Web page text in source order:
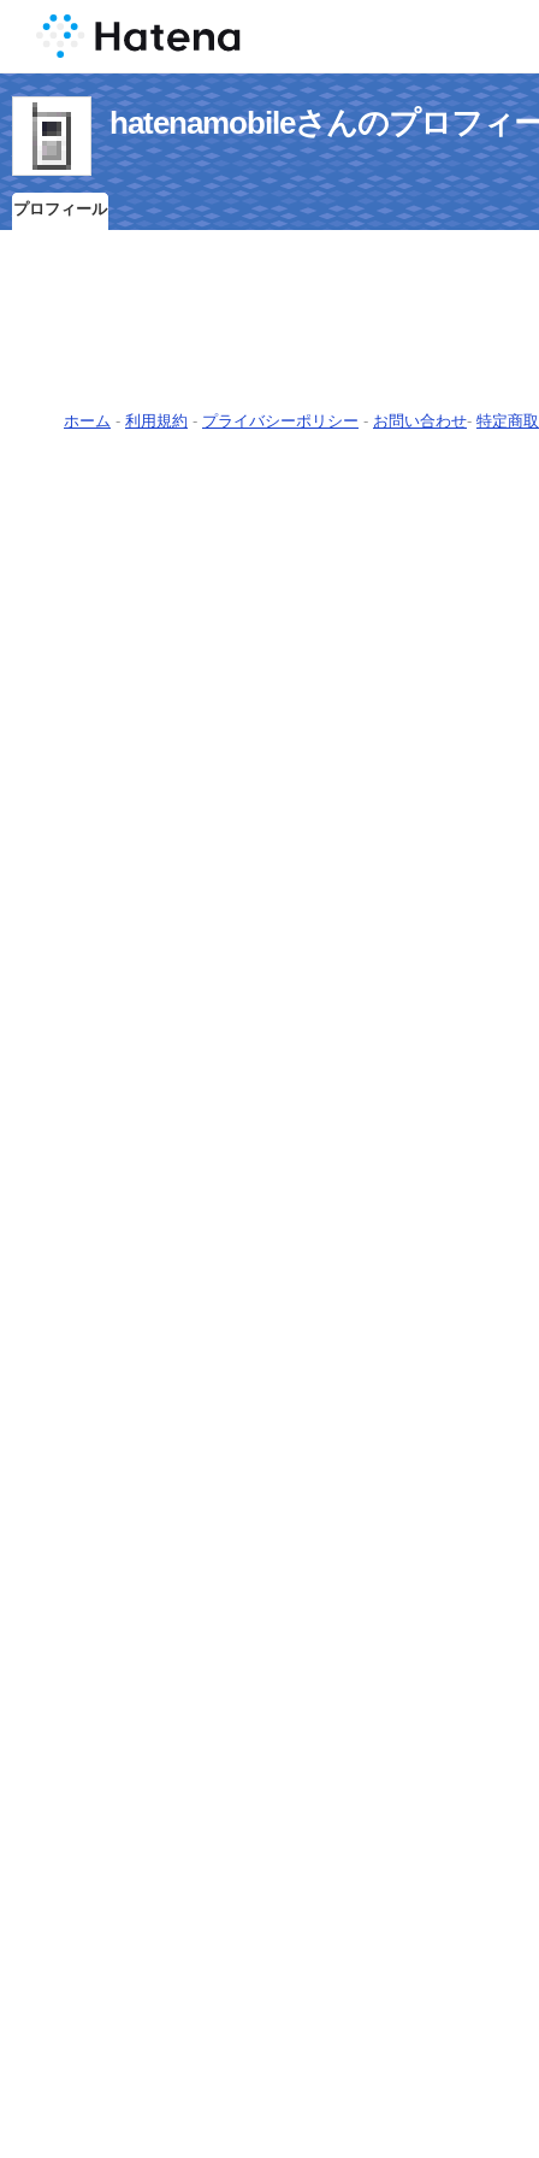
hatenamobileさんのプロフィ
プロフィール
ホーム - 利用規約 - プライバシーポリシー - お問い合わせ- 特定商